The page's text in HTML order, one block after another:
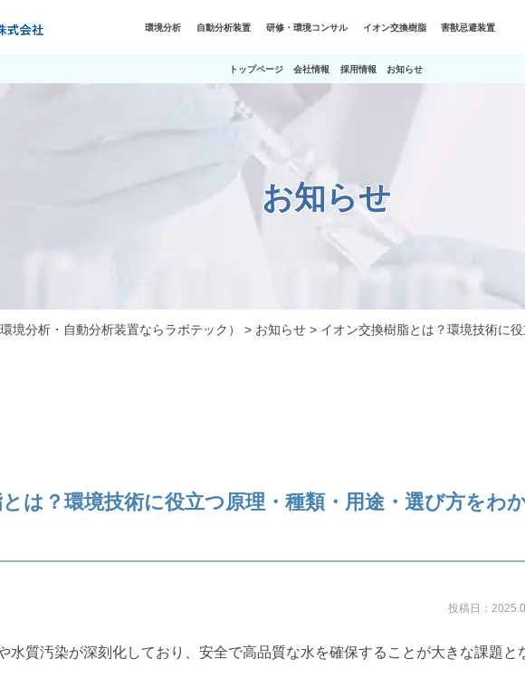
環境分析 自動分析装置 研修・環境コンサル イオン交換樹脂 害獣忌避装置
トップページ 会社情報 採用情報 お知らせ
お知らせ
環境分析・自動分析装置ならラボテック） > お知らせ > イオン交換樹脂とは？環境技術に
は？環境技術に役立つ原理・種類・用途・選び方をわ
投稿日：
水質汚染が深刻化しており、安全で高品質な水を確保することが大きな課題と